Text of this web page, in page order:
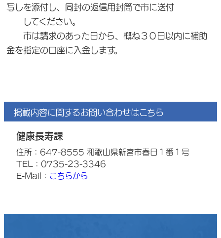
写しを添付し、同封の返信用封筒で市に送付
してください。
市は請求のあった日から、概ね３０日以内に補助
金を指定の口座に入金します。
掲載内容に関するお問い合わせはこちら
健康長寿課
住所：647-8555 和歌山県新宮市春日１番１号
TEL：0735-23-3346
E-Mail： こちらから